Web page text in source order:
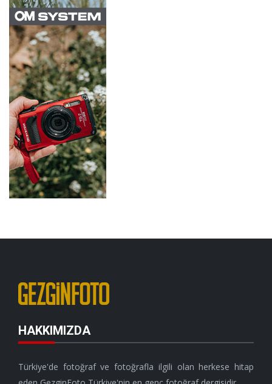
HAKKIMIZDA
Türkiye'de fotoğraf ve fotoğrafla ilgili olan herkese hitap